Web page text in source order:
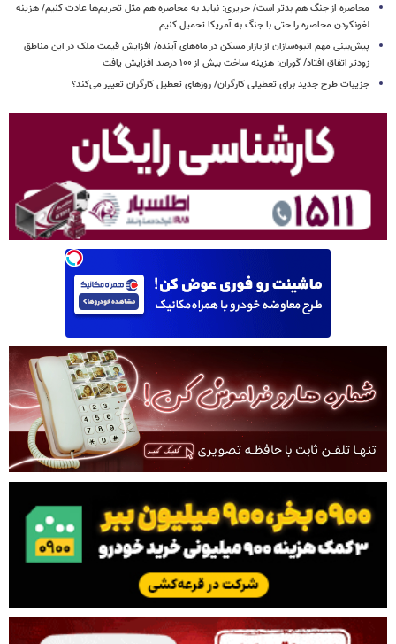
محاصره از جنگ هم بدتر است/ حریری: نباید به محاصره هم مثل تحریم‌ها عادت کنیم/ هزینه
لغونکردن محاصره را حتی با جنگ به آمریکا تحمیل کنیم
پیش‌بینی مهم انبوه‌سازان از بازار مسکن در ماه‌های آینده/ افزایش قیمت ملک در این مناطق
زودتر اتفاق افتاد/ گوران: هزینه ساخت بیش از ۱۰۰ درصد افزایش یافت
جزیبات طرح جدید برای تعطیلی کارگران/ روزهای تعطیل کارگران تغییر می‌کند؟